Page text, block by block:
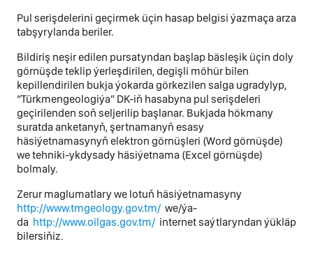
Pul serişdelerini geçirmek üçin hasap belgisi ýazmaça arza
tabşyrylanda beriler.
Bildiriş neşir edilen pursatyndan başlap bäsleşik üçin doly
görnüşde teklip ýerleşdirilen, degişli möhür bilen
kepillendirilen bukja ýokarda görkezilen salga ugradylyp,
“Türkmengeologiýa” DK-iň hasabyna pul serişdeleri
geçirilenden soň seljerilip başlanar. Bukjada hökmany
suratda anketanyň, şertnamanyň esasy
häsiýetnamasynyň elektron görnüşleri (Word görnüşde)
we tehniki-ykdysady häsiýetnama (Excel görnüşde)
bolmaly.
Zerur maglumatlary we lotuň häsiýetnamasyny
http://www.tmgeology.gov.tm/ we/ýa-
da http://www.oilgas.gov.tm/ internet saýtlaryndan ýükläp
bilersiňiz.